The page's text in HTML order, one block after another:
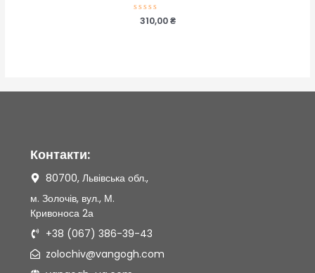
Оцінено
310,00₴
Контакти:
80700, Львівська обл.,
м. Золочів, вул., М.
Кривоноса 2а
+38 (067) 386-39-43
zolochiv@vangogh.com